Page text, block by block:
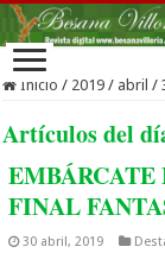
Inicio / 2019 / abril /
Artículos del
EMBÁRCATE
FINAL
30 abril, 2019